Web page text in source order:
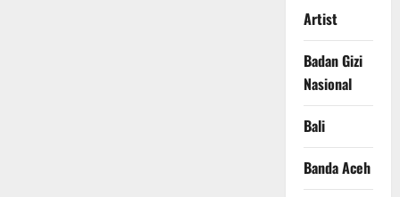
Artist
Badan Gizi
Nasional
Bali
Banda Aceh